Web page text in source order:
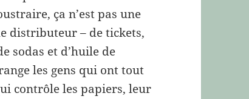
ça n’est pas une
distributeur – de tickets,
sodas et d’huile de
les gens qui ont tout
contrôle les papiers, leur